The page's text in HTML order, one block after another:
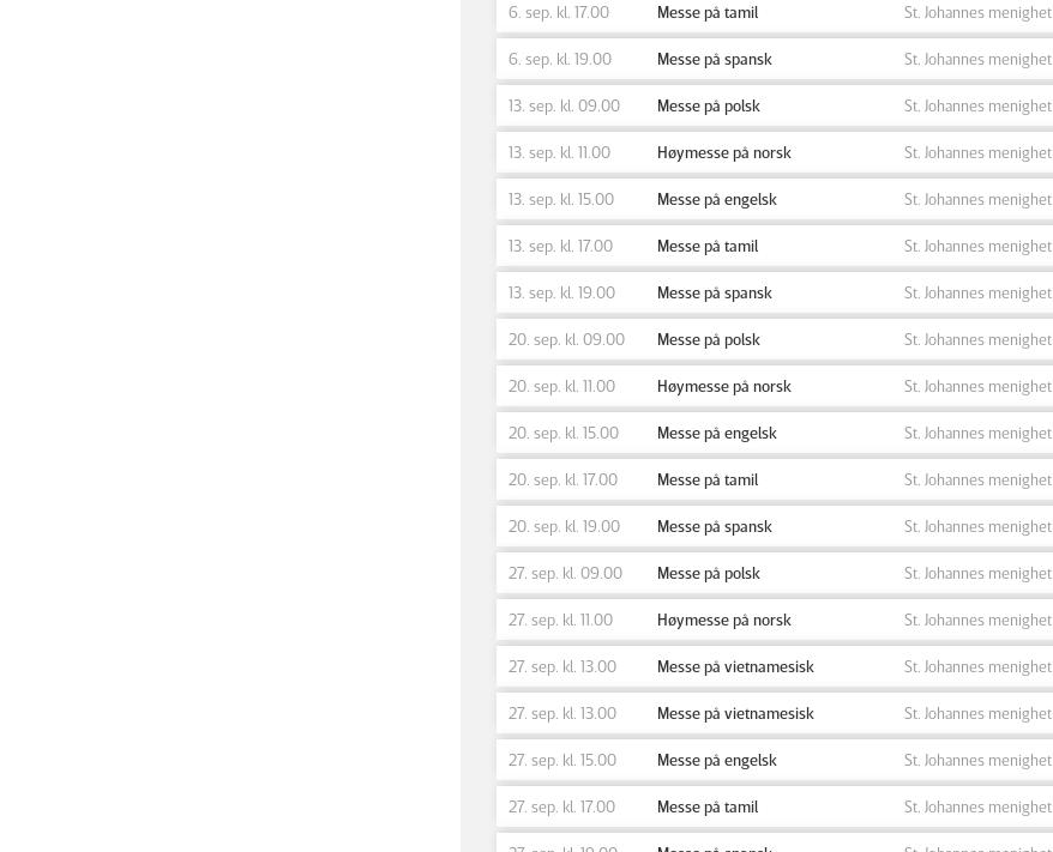
6. sep. kl. 17.00 Messe på tamil St. Johannes menighet
6. sep. kl. 19.00 Messe på spansk St. Johannes menighet
13. sep. kl. 09.00 Messe på polsk St. Johannes menighet
13. sep. kl. 11.00 Høymesse på norsk St. Johannes menighet
13. sep. kl. 15.00 Messe på engelsk St. Johannes menighet
13. sep. kl. 17.00 Messe på tamil St. Johannes menighet
13. sep. kl. 19.00 Messe på spansk St. Johannes menighet
20. sep. kl. 09.00 Messe på polsk St. Johannes menighet
20. sep. kl. 11.00 Høymesse på norsk St. Johannes menighet
20. sep. kl. 15.00 Messe på engelsk St. Johannes menighet
20. sep. kl. 17.00 Messe på tamil St. Johannes menighet
20. sep. kl. 19.00 Messe på spansk St. Johannes menighet
27. sep. kl. 09.00 Messe på polsk St. Johannes menighet
27. sep. kl. 11.00 Høymesse på norsk St. Johannes menighet
27. sep. kl. 13.00 Messe på vietnamesisk St. Johannes menighet
27. sep. kl. 13.00 Messe på vietnamesisk St. Johannes menighet
27. sep. kl. 15.00 Messe på engelsk St. Johannes menighet
27. sep. kl. 17.00 Messe på tamil St. Johannes menighet